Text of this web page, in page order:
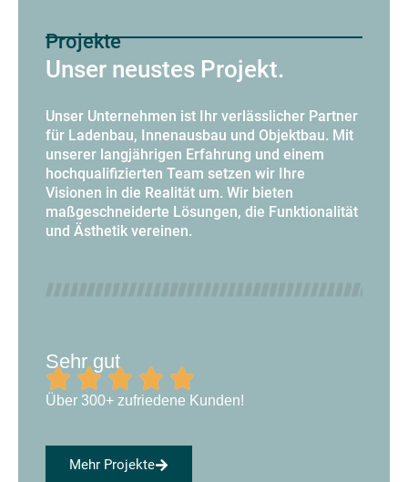
Projekte
Unser neustes Projekt.
Unser Unternehmen ist Ihr verlässlicher Partner
für Ladenbau, Innenausbau und Objektbau. Mit
unserer langjährigen Erfahrung und einem
hochqualifizierten Team setzen wir Ihre
Visionen in die Realität um. Wir bieten
maßgeschneiderte Lösungen, die Funktionalität
und Ästhetik vereinen.
Sehr gut
Über 300+ zufriedene Kunden!
Mehr Projekte